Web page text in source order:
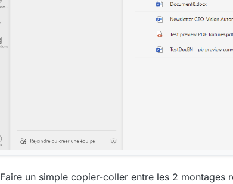
Faire un simple copier-coller entre les 2 montages